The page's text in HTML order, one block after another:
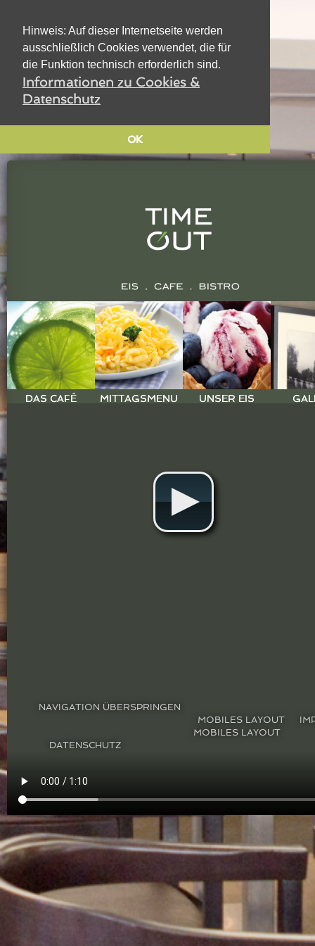
Hinweis: Auf dieser Internetseite werden
ausschließlich Cookies verwendet, die für
die Funktion technisch erforderlich sind.
Informationen zu Cookies &
Datenschutz
OK
DAS CAFÉ MITTAGSMENU UNSER EIS
NAVIGATION ÜBERSPRINGEN
DATENSCHUTZ